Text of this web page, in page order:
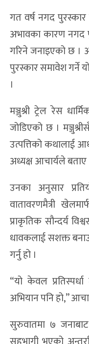
गत वर्ष नगद
अभावका कारण नगद
गरिने जनाइएको छ ।
पुरस्कार समावेश
।
मञ्जुश्री ट्रेल रेस
जोडिएको छ ।
उत्पत्तिको कथालाई
अध्यक्ष आचार्यले बताए
उनका अनुसार
वातावरणमैत्री
प्राकृतिक सौन्दर्य
धावकलाई सशक्त
गर्नु हो ।
“यो केवल
अभियान पनि हो,”
सुरुवातमा ७